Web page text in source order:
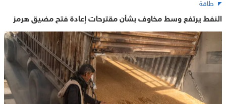
النفط يرتفع وسط مخاوف بشأن مقترحات إعادة فتح مضيق هرمز